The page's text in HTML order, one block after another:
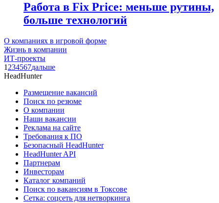
Работа в Fix Price: меньше рутины,
больше технологий
О компаниях в игровой форме
Жизнь в компании
ИТ-проекты
1 234567дальше
HeadHunter
Размещение вакансий
Поиск по резюме
О компании
Наши вакансии
Реклама на сайте
Требования к ПО
Безопасный HeadHunter
HeadHunter API
Партнерам
Инвесторам
Каталог компаний
Поиск по вакансиям в Токсове
Сетка: соцсеть для нетворкинга